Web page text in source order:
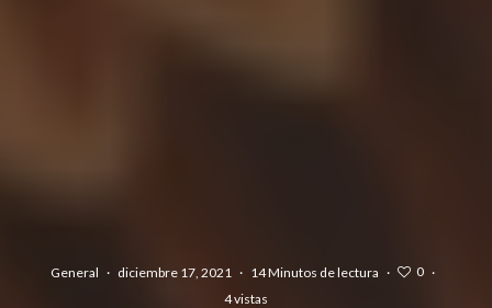
General · diciembre 17, 2021 · 14 Minutos de lectura · 0 ·
4 vistas